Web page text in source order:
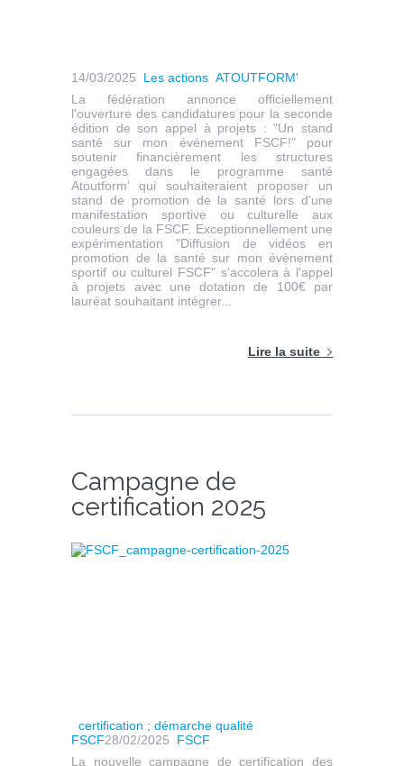
14/03/2025 Les actions ATOUTFORM'
La fédération annonce officiellement
l'ouverture des candidatures pour la seconde
édition de son appel à projets : "Un stand
santé sur mon événement FSCF!" pour
soutenir financièrement les structures
engagées dans le programme santé
Atoutform’ qui souhaiteraient proposer un
stand de promotion de la santé lors d’une
manifestation sportive ou culturelle aux
couleurs de la FSCF. Exceptionnellement une
expérimentation "Diffusion de vidéos en
promotion de la santé sur mon évènement
sportif ou culturel FSCF" s'accolera à l'appel
à projets avec une dotation de 100€ par
lauréat souhaitant intégrer...
Lire la suite
Campagne de
certification 2025
certification ; démarche qualité
FSCF28/02/2025
FSCF
La nouvelle campagne de certification des